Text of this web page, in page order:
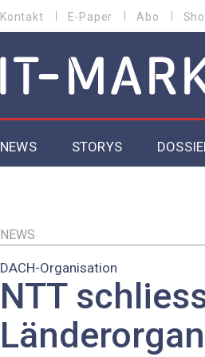
Kontakt E-Paper Abo
MAIN NAVIGATION
NEWS STORYS
EU-
NEWS
DACH-Organisation
NTT